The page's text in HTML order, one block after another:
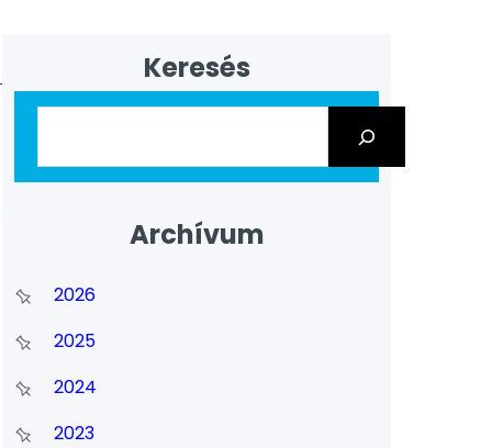
Keresés
Archívum
2026
2025
2024
2023